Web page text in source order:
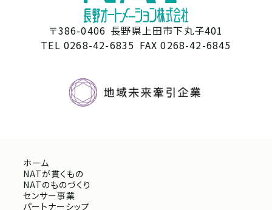
〒386-0406 長野県上田市下丸子401
TEL 0268-42-6835 FAX 0268-42-6845
ホーム
NATが貫くもの
NATのものづくり
センサー事業
パートナーシップ